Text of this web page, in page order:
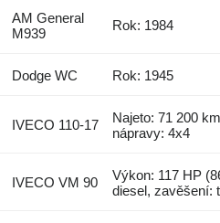
AM General
M939
Rok: 1984
Dodge WC Rok: 1945
IVECO 110-17
Najeto: 71 200
nápravy: 4x4
IVECO VM 90
Výkon: 117 HP
diesel, zavěšení: